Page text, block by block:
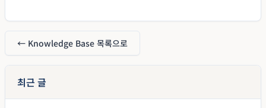
← Knowledge Base 목록으로
최근 글